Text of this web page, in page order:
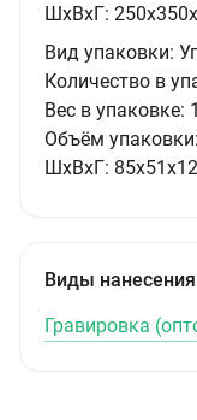
ШxВxГ:
Вид упаковки:
Количество в
Вес в упаковке:
Объём упаковки:
ШxВxГ:
Виды нанесения
Гравировка